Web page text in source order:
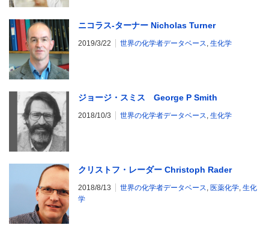
ニコラス-ターナー Nicholas Turner
2019/3/22 世界の化学者データベース, 生化学
ジョージ・スミス George P Smith
2018/10/3 世界の化学者データベース, 生化学
クリストフ・レーダー Christoph Rader
2018/8/13 世界の化学者データベース, 医薬化学, 生化
学